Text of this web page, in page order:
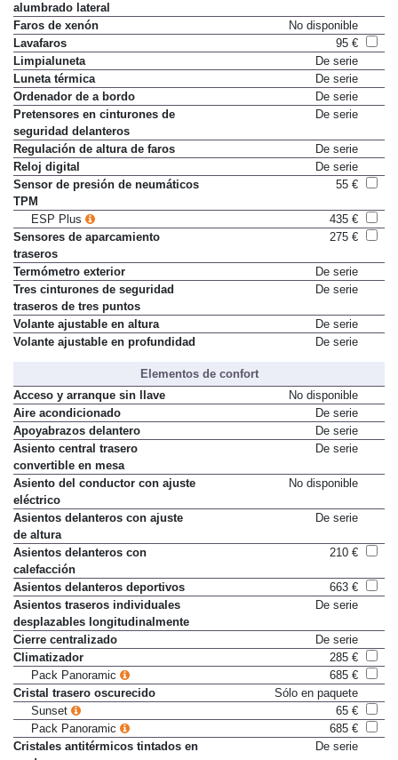
alumbrado lateral
Faros de xenón
No disponible
Lavafaros
95 €
Limpialuneta
De serie
Luneta térmica
De serie
Ordenador de a bordo
De serie
Pretensores en cinturones de
seguridad delanteros
De serie
Regulación de altura de faros
De serie
Reloj digital
De serie
Sensor de presión de neumáticos
TPM
55 €
ESP Plus
435 €
Sensores de aparcamiento
traseros
275 €
Termómetro exterior
De serie
Tres cinturones de seguridad
traseros de tres puntos
De serie
Volante ajustable en altura
De serie
Volante ajustable en profundidad
De serie
Elementos de confort
Acceso y arranque sin llave
No disponible
Aire acondicionado
De serie
Apoyabrazos delantero
De serie
Asiento central trasero
convertible en mesa
De serie
Asiento del conductor con ajuste
eléctrico
No disponible
Asientos delanteros con ajuste
de altura
De serie
Asientos delanteros con
calefacción
210 €
Asientos delanteros deportivos
663 €
Asientos traseros individuales
desplazables longitudinalmente
De serie
Cierre centralizado
De serie
Climatizador
285 €
Pack Panoramic
685 €
Cristal trasero oscurecido
Sólo en paquete
Sunset
65 €
Pack Panoramic
685 €
Cristales antitérmicos tintados en
De serie